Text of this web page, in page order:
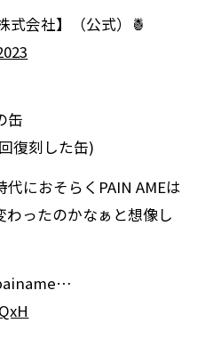
式会社】（公式）🍍
缶
復刻した缶)
におそらくPAIN AMEは
ったのかなぁと想像し